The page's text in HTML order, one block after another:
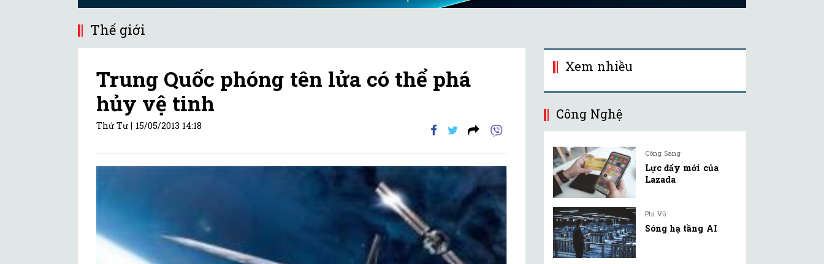
Thế giới
Trung Quốc phóng tên lửa có thể phá
hủy vệ tinh
Thứ Tư | 15/05/2013 14:18
Xem nhiều
Công Nghệ
Công Sang
Lực đẩy mới của
Lazada
Phi Vũ
Sóng hạ tầng AI